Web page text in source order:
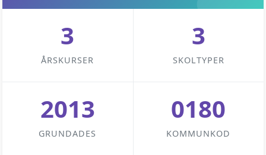
3
ÅRSKURSER
3
SKOLTYPER
2013
GRUNDADES
0180
KOMMUNKOD